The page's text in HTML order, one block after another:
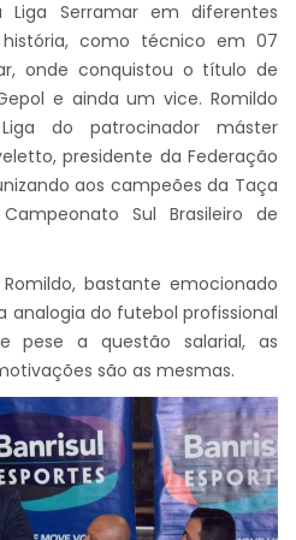
Serramar em diferentes
como técnico em 07
onde conquistou o título de
e ainda um vice. Romildo
do patrocinador máster
presidente da Federação
aos campeões da Taça
Sul Brasileiro de
bastante emocionado
analogia do futebol profissional
pese a questão salarial, as
são as mesmas.